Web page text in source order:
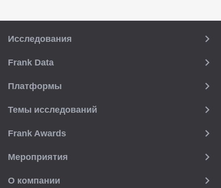
Исследования
Frank Data
Платформы
Темы исследований
Frank Awards
Мероприятия
О компании